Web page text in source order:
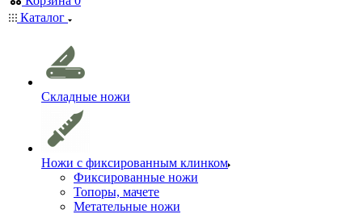
Каталог
Складные ножи
Ножи с фиксированным клинком
Фиксированные ножи
Топоры, мачете
Метательные ножи